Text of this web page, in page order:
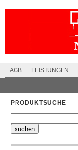
AGB LEISTUNGEN
PRODUKTSUCHE